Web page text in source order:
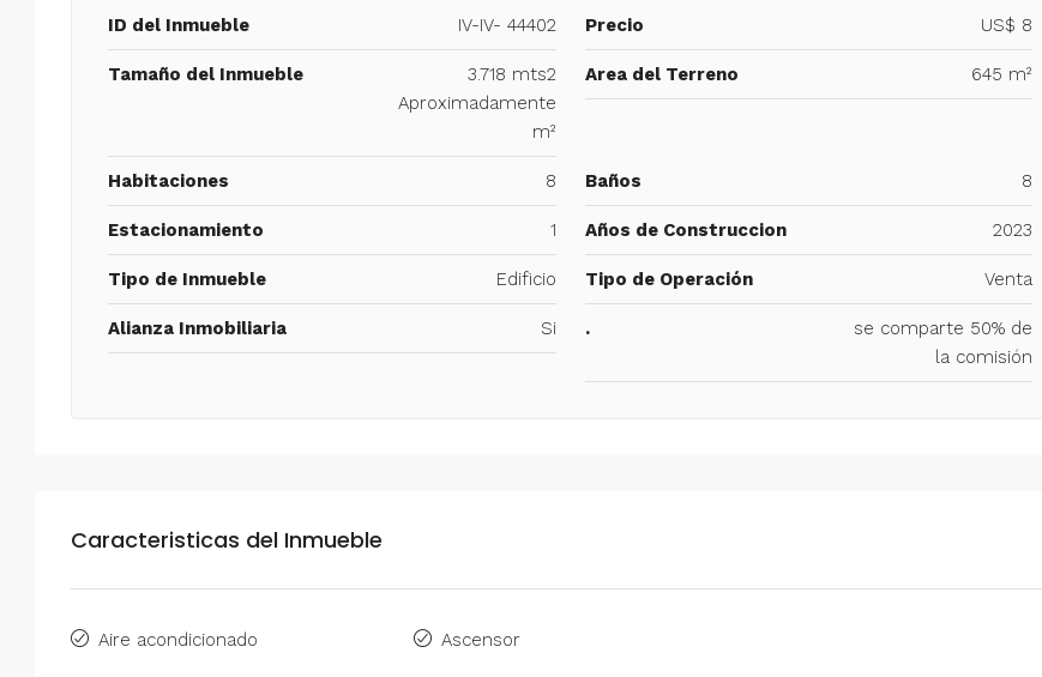
ID del Inmueble IV-IV- 44402 Precio US$ 8
Tamaño del Inmueble
3.718 mts2
Aproximadamente
m²
Area del Terreno 645 m²
Habitaciones 8 Baños 8
Estacionamiento 1 Años de Construccion 2023
Tipo de Inmueble Edificio Tipo de Operación Venta
Alianza Inmobiliaria Si .
se comparte 50% de
la comisión
Caracteristicas del Inmueble
Aire acondicionado Ascensor